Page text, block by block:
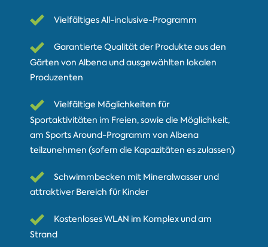
Vielfältiges All-inclusive-Programm
Garantierte Qualität der Produkte aus den
Gärten von Albena und ausgewählten lokalen
Produzenten
Vielfältige Möglichkeiten für
Sportaktivitäten im Freien, sowie die Möglichkeit,
am Sports Around-Programm von Albena
teilzunehmen (sofern die Kapazitäten es zulassen)
Schwimmbecken mit Mineralwasser und
attraktiver Bereich für Kinder
Kostenloses WLAN im Komplex und am
Strand